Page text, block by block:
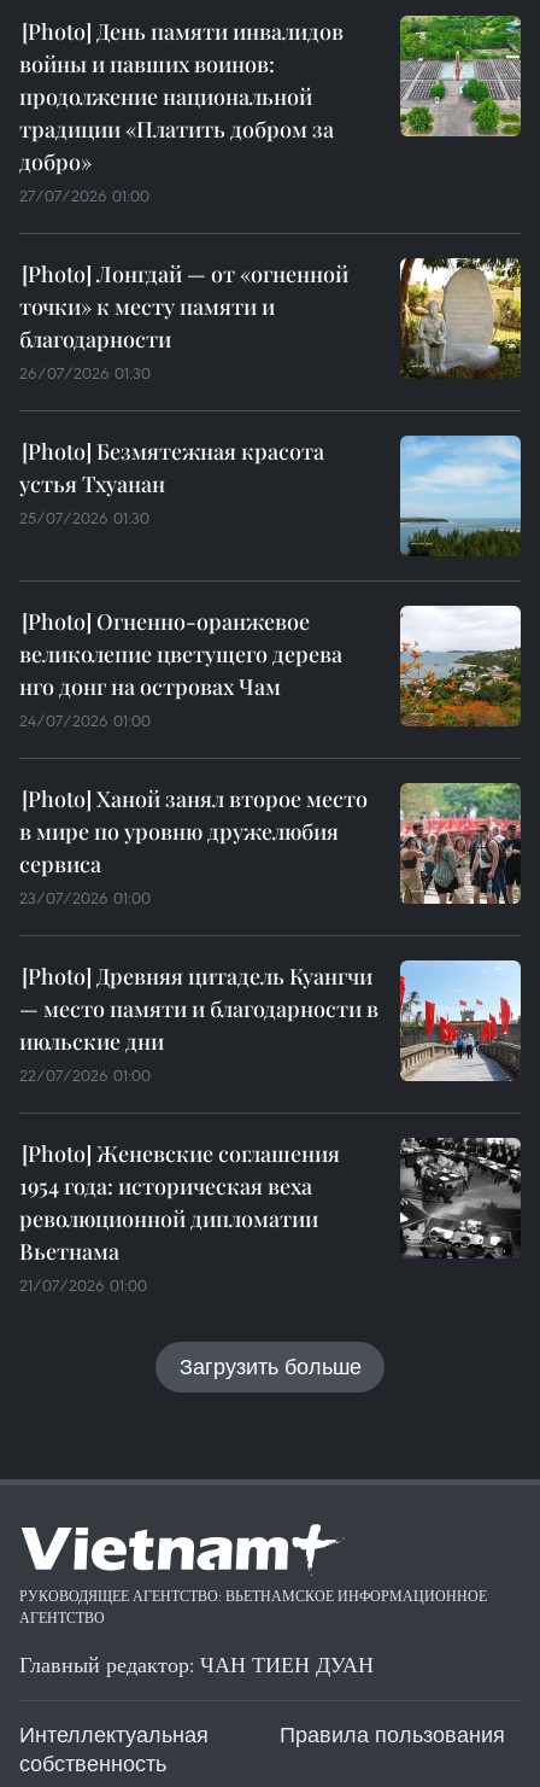
День памяти инвалидов
войны и павших воинов:
продолжение национальной
традиции «Платить добром за
добро»
27/07/2026 01:00
Лонгдай — от «огненной
точки» к месту памяти и
благодарности
26/07/2026 01:30
Безмятежная красота
устья Тхуанан
25/07/2026 01:30
Огненно-оранжевое
великолепие цветущего дерева
нго донг на островах Чам
24/07/2026 01:00
Ханой занял второе место
в мире по уровню дружелюбия
сервиса
23/07/2026 01:00
Древняя цитадель Куангчи
— место памяти и благодарности в
июльские дни
22/07/2026 01:00
Женевские соглашения
1954 года: историческая веха
революционной дипломатии
Вьетнама
21/07/2026 01:00
Загрузить больше
РУКОВОДЯЩЕЕ АГЕНТСТВО: ВЬЕТНАМСКОЕ ИНФОРМАЦИОННОЕ
АГЕНТСТВО
Главный редактор: ЧАН ТИЕН ДУАН
Интеллектуальная
собственность
Правила пользования